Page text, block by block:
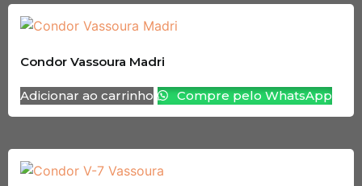
Condor Vassoura Madri
Adicionar ao carrinho Compre pelo WhatsApp